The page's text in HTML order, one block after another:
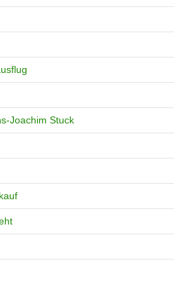
Joachim Stuck